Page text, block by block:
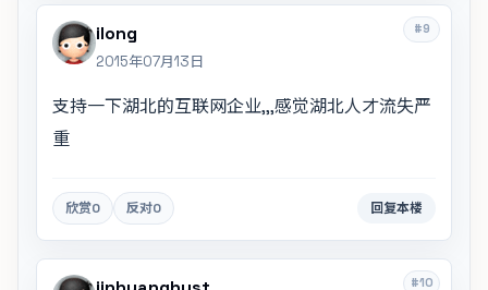
#9
ilong
2015年07月13日
支持一下湖北的互联网企业,,,感觉湖北人才流失严
重
欣赏0 反对0 回复本楼
#10